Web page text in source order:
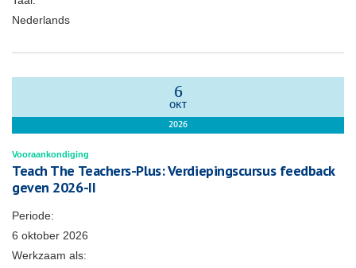
Nederlands
6
OKT
2026
Vooraankondiging
Teach The Teachers-Plus: Verdiepingscursus feedback
geven 2026-II
Periode:
6 oktober 2026
Werkzaam als: